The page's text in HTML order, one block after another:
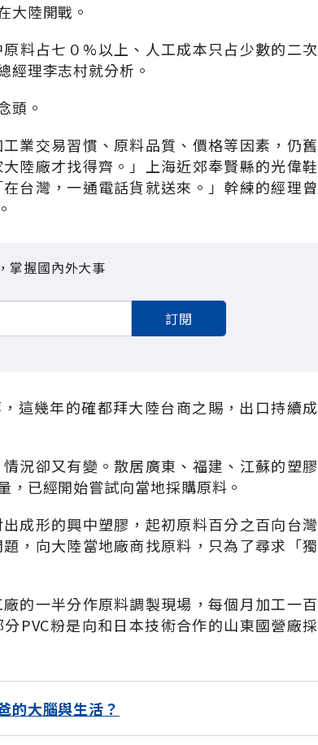
大陸開戰。
料占七０%以上、人工成本只占少數的二次
經理李志村就分析。
頭。
業交易習慣、原料品質、價格等因素，仍舊
陸廠才找得齊。」上海近郊奉賢縣的光偉鞋
台灣，一通電話貨就送來。」幹練的經理曾
掌握國內外大事
訂閱
這幾年的確都拜大陸台商之賜，出口持續成
況卻又有變。散居廣東、福建、江蘇的塑膠
已經開始嘗試向當地採購原料。
成形的興中塑膠，起初原料百分之百向台灣
，向大陸當地廠商找原料，只為了尋求「獨
的一半分作原料調製現場，每個月加工一百
PVC粉是向和日本技術合作的山東國營廠採
的大腦與生活？